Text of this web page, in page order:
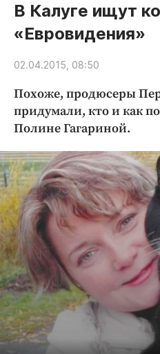
Новости компаний
Статьи
Народные новости
Благоустройство
Криминал
Недвижимость и
Образование
Общество
Погода
Праздники
Происшествия
Спорт
Экономика и бизнес
ПРОЕКТЫ
В Калуге ищут
«Евровидения»
02.04.2015, 08:50
Похоже, продюсеры
придумали, кто и как
Полине Гагариной.